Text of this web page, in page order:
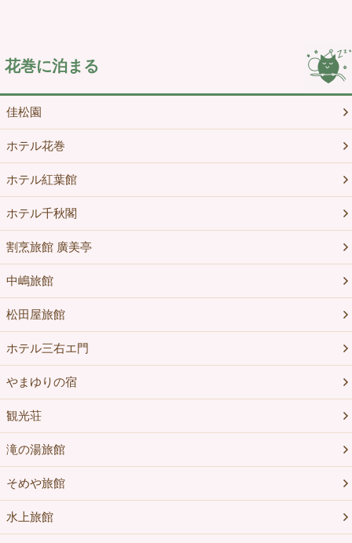
花巻に泊まる
佳松園
ホテル花巻
ホテル紅葉館
ホテル千秋閣
割烹旅館 廣美亭
中嶋旅館
松田屋旅館
ホテル三右エ門
やまゆりの宿
観光荘
滝の湯旅館
そめや旅館
水上旅館